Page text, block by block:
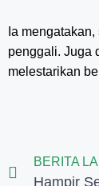
Ia
penggali. Juga
melestarikan
BERITA